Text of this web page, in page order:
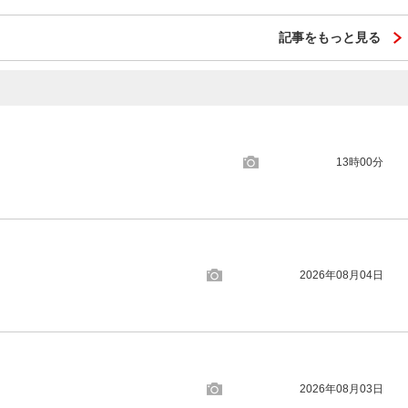
記事をもっと見る
13時00分
2026年08月04日
2026年08月03日